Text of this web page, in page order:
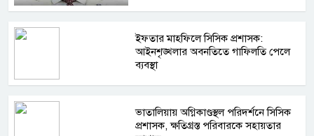
ইফতার মাহফিলে সিসিক প্রশাসক:
আইনশৃঙ্খলার অবনতিতে গাফিলতি পেলে
ব্যবস্থা
ভাতালিয়ায় অগ্নিকাণ্ডস্থল পরিদর্শনে সিসিক
প্রশাসক, ক্ষতিগ্রস্ত পরিবারকে সহায়তার